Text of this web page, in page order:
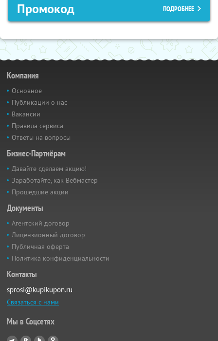
Промокод ПОДРОБНЕЕ
Компания
Основное
Публикации о нас
Вакансии
Правила сервиса
Ответы на вопросы
Бизнес-Партнёрам
Давайте сделаем акцию!
Заработайте, как Вебмастер
Прошедшие акции
Документы
Агентский договор
Лицензионный договор
Публичная оферта
Политика конфиденциальности
Контакты
sprosi@kupikupon.ru
Связаться с нами
Мы в Соцсетях